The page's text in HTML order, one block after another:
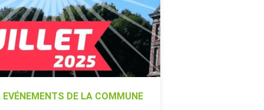
EVÉNEMENTS DE LA COMMUNE